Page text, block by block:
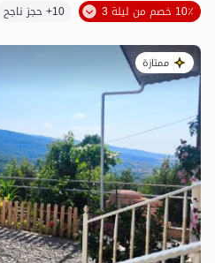
10٪ خصم من ليلة 3
10+ حجز ناجح
ممتازة